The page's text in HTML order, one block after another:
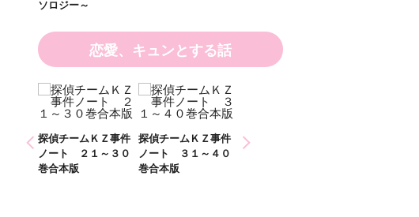
恋愛、キュンとする話
探偵チームＫＺ事件
ノート ２１～３０
探偵チームＫＺ事件
ノート ３１～４０
探偵チームＫＺ事件
ノート １１～２０